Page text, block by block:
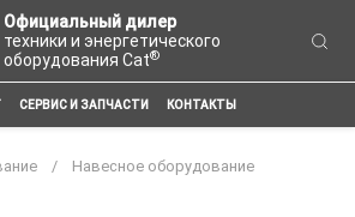
Официальный дилер
техники и энергетического
оборудования Cat®
СЕРВИС И ЗАПЧАСТИ КОНТАКТЫ
Навесное оборудование